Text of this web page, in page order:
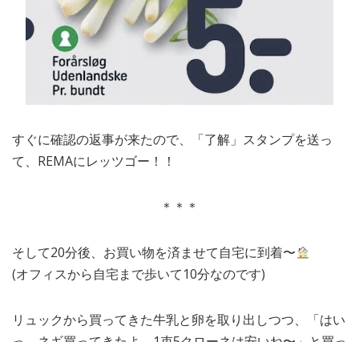
すぐに確認の返事が来たので、「了解」スタンプを送っ
て、REMAにレッツゴー！！
＊＊＊
そして20分後、お買い物を済ませて自宅に到着〜
(オフィスから自宅まで歩いて10分なのです)
リュックから買ってきた牛乳と卵を取り出しつつ、「はい